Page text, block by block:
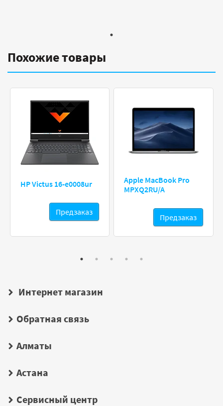
Похожие товары
HP Victus 16-e0008ur
Предзаказ
Apple MacBook Pro
MPXQ2RU/A
Предзаказ
Интернет магазин
Обратная связь
Алматы
Астана
Сервисный центр